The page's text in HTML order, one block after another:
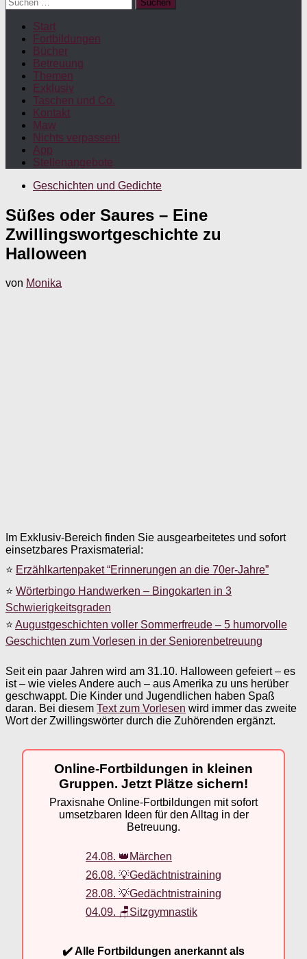
nach:
Start
Fortbildungen
Bücher
Betreuung
Themen
Exklusiv
Taschen und Co.
Kontakt
Maw
Nichts verpassen!
App
Stellenangebote
Geschichten und Gedichte
Süßes oder Saures – Eine
Zwillingswortgeschichte zu
Halloween
von Monika
Im Exklusiv-Bereich finden Sie ausgearbeitetes und sofort
einsetzbares Praxismaterial:
⭐ Erzählkartenpaket “Erinnerungen an die 70er-Jahre”
⭐ Wörterbingo Handwerken – Bingokarten in 3
Schwierigkeitsgraden
⭐ Augustgeschichten voller Sommerfreude – 5 humorvolle
Geschichten zum Vorlesen in der Seniorenbetreuung
Seit ein paar Jahren wird am 31.10. Halloween gefeiert – es
ist – wie vieles Andere auch – aus Amerika zu uns herüber
geschwappt. Die Kinder und Jugendlichen haben Spaß
daran. Bei diesem Text zum Vorlesen wird immer das zweite
Wort der Zwillingswörter durch die Zuhörenden ergänzt.
Online-Fortbildungen in kleinen
Gruppen. Jetzt Plätze sichern!
Praxisnahe Online-Fortbildungen mit sofort
umsetzbaren Ideen für den Alltag in der
Betreuung.
24.08. 👑Märchen
26.08. 💡Gedächtnistraining
28.08. 💡Gedächtnistraining
04.09. 🪑Sitzgymnastik
✔️ Alle Fortbildungen anerkannt als